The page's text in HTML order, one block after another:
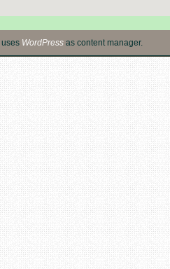
uses WordPress as content manager.